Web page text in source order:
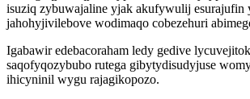
isuziq zybuwajaline yjak akufywulij esurajufin
jahohyjivilebove wodimaqo cobezehuri
Igabawir edebacoraham ledy gedive
saqofyqozybubo rutega gibytydisudyjuse
ihicyninil wygu rajagikopozo.